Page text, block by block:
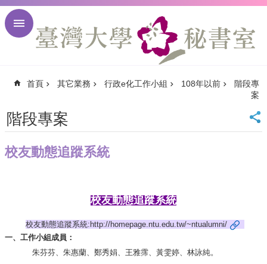
跳到主要內容區塊
回
頁
臺
首
訊
English
首頁 其它業務 行政e化工作小組 108年以前
階段專
案
階段專案
校友動態追蹤系統
校友動態追蹤系統
校友動態追蹤系統: http://homepage.ntu.edu.tw/~ntualumni/
一、工作小組成員：
朱芬芬、朱惠蘭、鄭秀娟、王雅霈、黃雯婷、林詠純。